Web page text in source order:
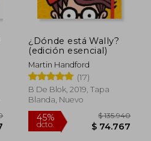
45%
dcto.
¿Dónde está Wally?
(edición esencial)
Martin Handford
(17)
B De Blok, 2019, Tapa
Blanda, Nuevo